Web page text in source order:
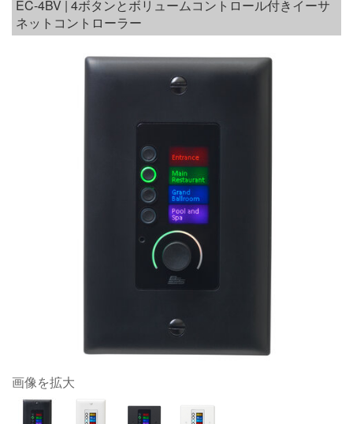
EC-4BV | 4ボタンとボリュームコントロール付きイーサ
ネットコントローラー
画像を拡大